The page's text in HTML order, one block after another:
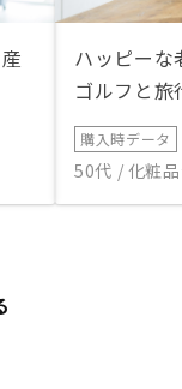
ハッピーな
ゴルフと
購入時データ
50代 / 化粧